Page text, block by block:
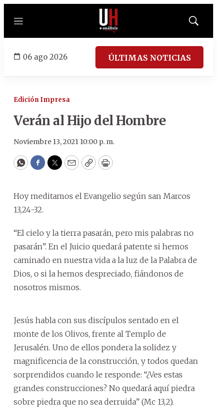
Menú
Mostrar
06 ago 2026 ÚLTIMAS NOTICIAS
Edición Impresa
Verán al Hijo del Hombre
Noviembre 13, 2021 10:00 p. m.
WhatsApp
Facebook
Twitter
EmailCopyPrint
Hoy meditamos el Evangelio según san Marcos
13,24-32.
“El cielo y la tierra pasarán, pero mis palabras no
pasarán”. En el Juicio quedará patente si hemos
caminado en nuestra vida a la luz de la Palabra de
Dios, o si la hemos despreciado, fiándonos de
nosotros mismos.
Jesús habla con sus discípulos sentado en el
monte de los Olivos, frente al Templo de
Jerusalén. Uno de ellos pondera la solidez y
magnificencia de la construcción, y todos quedan
sorprendidos cuando le responde: “¿Ves estas
grandes construcciones? No quedará aquí piedra
sobre piedra que no sea derruida” (Mc 13,2).